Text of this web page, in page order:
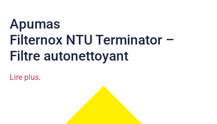
Apumas
Filternox NTU Terminator –
Filtre autonettoyant
Lire plus.